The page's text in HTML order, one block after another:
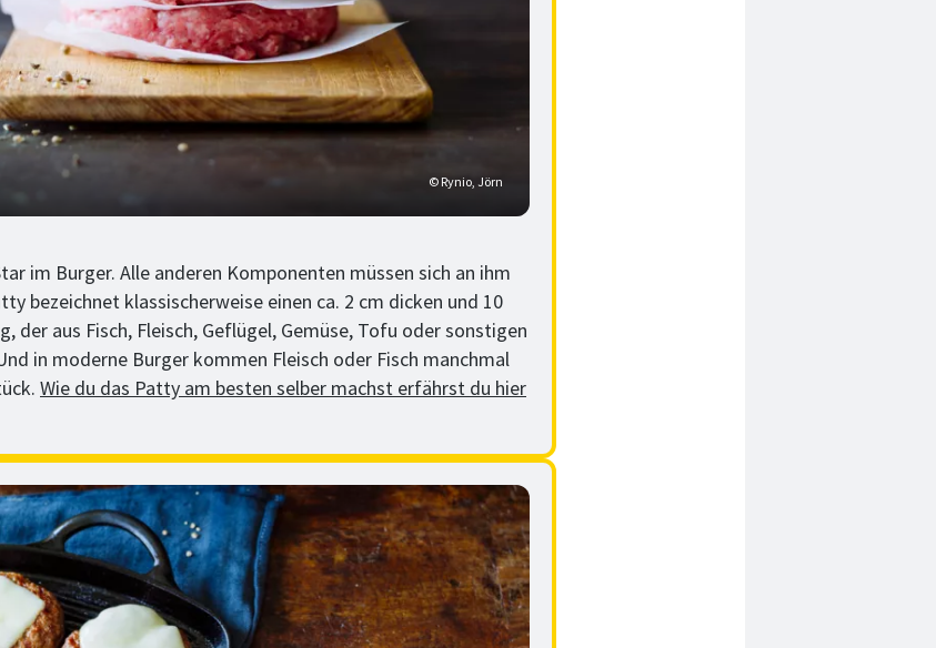
© Rynio, Jörn
im Burger. Alle anderen Komponenten müssen sich an ihm
bezeichnet klassischerweise einen ca. 2 cm dicken und 10
der aus Fisch, Fleisch, Geflügel, Gemüse, Tofu oder sonstigen
in moderne Burger kommen Fleisch oder Fisch manchmal
Wie du das Patty am besten selber machst erfährst du hier